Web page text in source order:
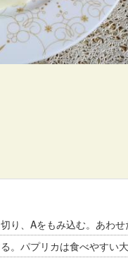
り、Aをもみ込む。あわせ
。パプリカは食べやすい